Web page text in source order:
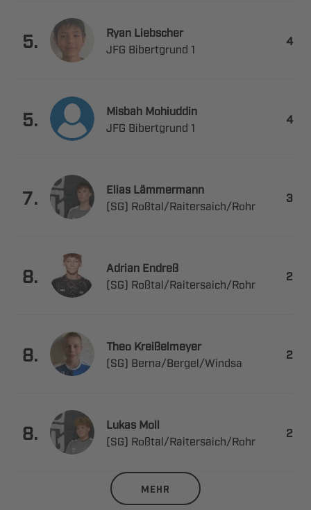
.
 
  

.
 
  

.
 
 ​​

.
 
 ​​

.
 
 ​​

.
 
 ​​

MEHR